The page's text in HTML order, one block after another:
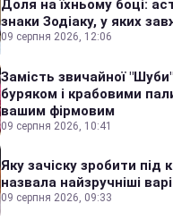
Доля на їхньому боці:
знаки Зодіаку, у яких
09 серпня 2026, 12:06
Замість звичайної
буряком і крабовими
вашим фірмовим
09 серпня 2026, 10:41
Яку зачіску зробити під
назвала найзручніші
09 серпня 2026, 09:33